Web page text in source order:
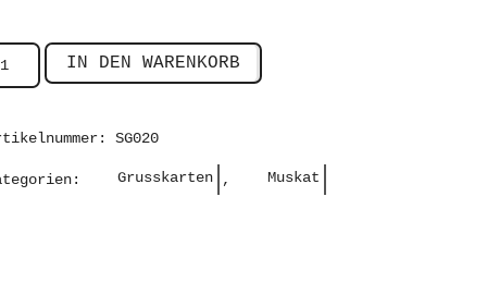
IN DEN WARENKORB
SG020
Grusskarten , Muskat